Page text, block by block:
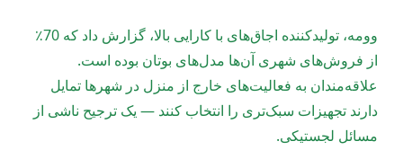
وومه، تولیدکننده اجاق‌های با کارایی بالا، گزارش داد که 70٪
از فروش‌های شهری آن‌ها مدل‌های بوتان بوده است.
علاقه‌مندان به فعالیت‌های خارج از منزل در شهرها تمایل
دارند تجهیزات سبک‌تری را انتخاب کنند — یک ترجیح ناشی از
مسائل لجستیکی.